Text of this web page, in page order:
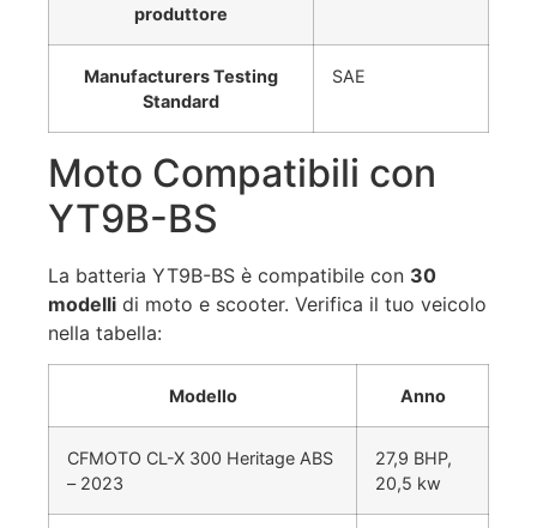
produttore
Manufacturers Testing
Standard
SAE
Moto Compatibili con
YT9B-BS
La batteria YT9B-BS è compatibile con 30
modelli di moto e scooter. Verifica il tuo veicolo
nella tabella:
Modello Anno
CFMOTO CL-X 300 Heritage ABS
– 2023
27,9 BHP,
20,5 kw